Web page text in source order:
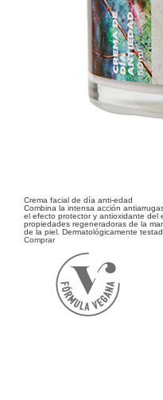
Crema facial de día anti-edad
Combina la intensa acción
el efecto protector y antioxidante del
propiedades regeneradoras de la
de la piel. Dermatológicamente
Comprar